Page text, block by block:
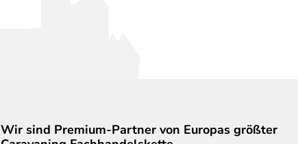
Wir sind Premium-Partner von Europas größter